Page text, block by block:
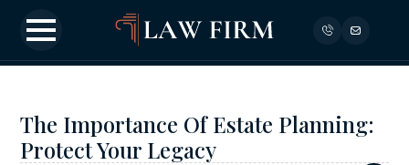
The Importance Of Estate Planning:
Protect Your Legacy